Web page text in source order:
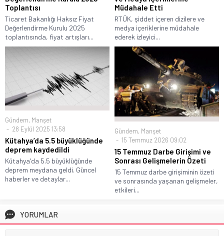
Toplantısı
Ticaret Bakanlığı Haksız Fiyat
Değerlendirme Kurulu 2025
toplantısında, fiyat artışları...
Müdahale Etti
RTÜK, şiddet içeren dizilere ve
medya içeriklerine müdahale
ederek izleyici...
Gündem, Manşet
28 Eylül 2025 13:58
Kütahya’da 5.5 büyüklüğünde
deprem kaydedildi
Kütahya'da 5.5 büyüklüğünde
deprem meydana geldi. Güncel
haberler ve detaylar...
Gündem, Manşet
15 Temmuz 2026 09:02
15 Temmuz Darbe Girişimi ve
Sonrası Gelişmelerin Özeti
15 Temmuz darbe girişiminin özeti
ve sonrasında yaşanan gelişmeler,
etkileri...
YORUMLAR